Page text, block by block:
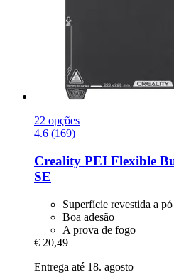
22 opções
4.6 (169)
Creality PEI Flexible
SE
Superfície revestida a pó
Boa adesão
A prova de fogo
€ 20,49
Entrega até 18. agosto